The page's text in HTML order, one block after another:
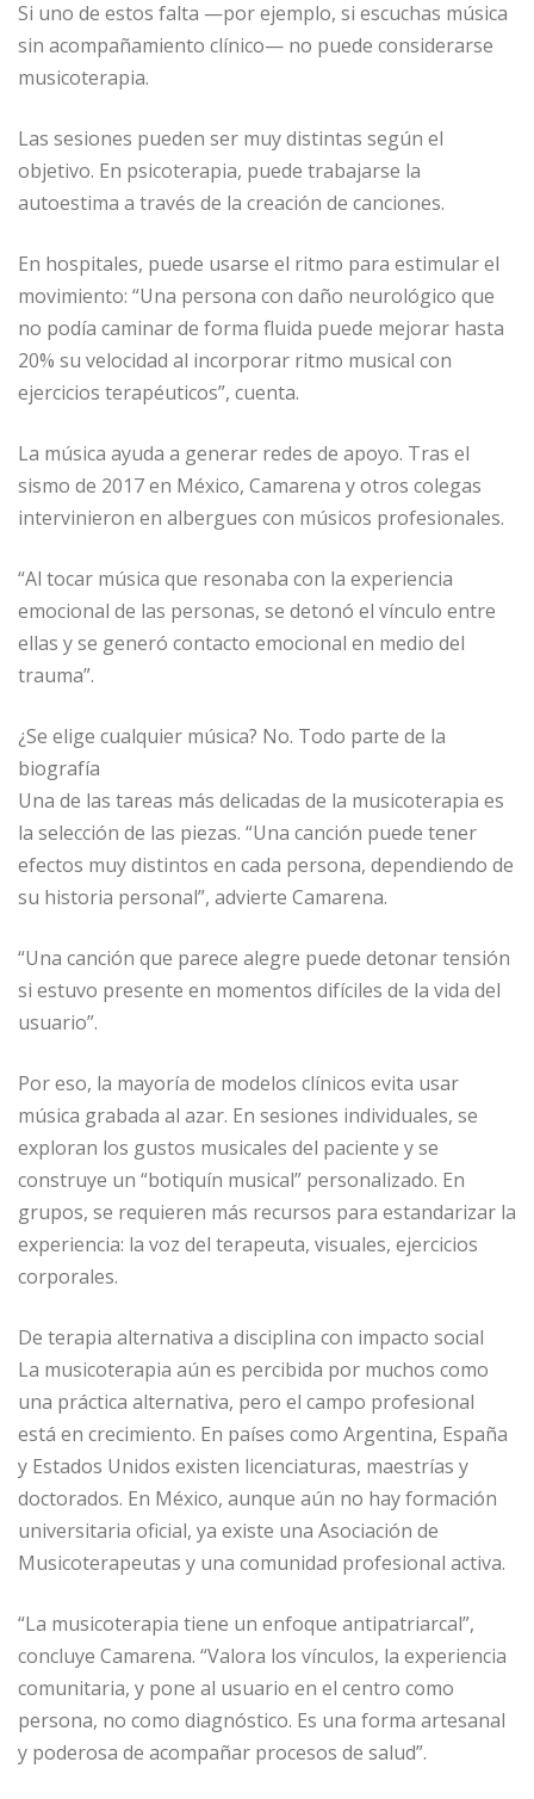
Si uno de estos falta —por ejemplo, si escuchas música
sin acompañamiento clínico— no puede considerarse
musicoterapia.
Las sesiones pueden ser muy distintas según el
objetivo. En psicoterapia, puede trabajarse la
autoestima a través de la creación de canciones.
En hospitales, puede usarse el ritmo para estimular el
movimiento: “Una persona con daño neurológico que
no podía caminar de forma fluida puede mejorar hasta
20% su velocidad al incorporar ritmo musical con
ejercicios terapéuticos”, cuenta.
La música ayuda a generar redes de apoyo. Tras el
sismo de 2017 en México, Camarena y otros colegas
intervinieron en albergues con músicos profesionales.
“Al tocar música que resonaba con la experiencia
emocional de las personas, se detonó el vínculo entre
ellas y se generó contacto emocional en medio del
trauma”.
¿Se elige cualquier música? No. Todo parte de la
biografía
Una de las tareas más delicadas de la musicoterapia es
la selección de las piezas. “Una canción puede tener
efectos muy distintos en cada persona, dependiendo de
su historia personal”, advierte Camarena.
“Una canción que parece alegre puede detonar tensión
si estuvo presente en momentos difíciles de la vida del
usuario”.
Por eso, la mayoría de modelos clínicos evita usar
música grabada al azar. En sesiones individuales, se
exploran los gustos musicales del paciente y se
construye un “botiquín musical” personalizado. En
grupos, se requieren más recursos para estandarizar la
experiencia: la voz del terapeuta, visuales, ejercicios
corporales.
De terapia alternativa a disciplina con impacto social
La musicoterapia aún es percibida por muchos como
una práctica alternativa, pero el campo profesional
está en crecimiento. En países como Argentina, España
y Estados Unidos existen licenciaturas, maestrías y
doctorados. En México, aunque aún no hay formación
universitaria oficial, ya existe una Asociación de
Musicoterapeutas y una comunidad profesional activa.
“La musicoterapia tiene un enfoque antipatriarcal”,
concluye Camarena. “Valora los vínculos, la experiencia
comunitaria, y pone al usuario en el centro como
persona, no como diagnóstico. Es una forma artesanal
y poderosa de acompañar procesos de salud”.